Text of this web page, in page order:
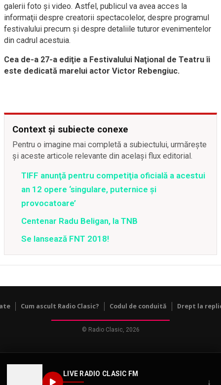
LIVE RADIO CLASIC FM
↓
galerii foto şi video. Astfel, publicul va avea acces la
informaţii despre creatorii spectacolelor, despre programul
festivalului precum şi despre detaliile tuturor evenimentelor
din cadrul acestuia.
Cea de-a 27-a ediţie a Festivalului Naţional de Teatru îi
este dedicată marelui actor Victor Rebengiuc.
Context și subiecte conexe
Pentru o imagine mai completă a subiectului, urmărește
și aceste articole relevante din același flux editorial.
TIFF anunţă pentru competiţia oficială a acestui
an 12 opere ‘singulare, puternice şi
provocatoare’
Centenar Radu Beligan, la TNB
Se lansează FNT 2018!
Cum ascult Radio Clasic? Codul de conduită Drept la
© Radio Clasic, 2026